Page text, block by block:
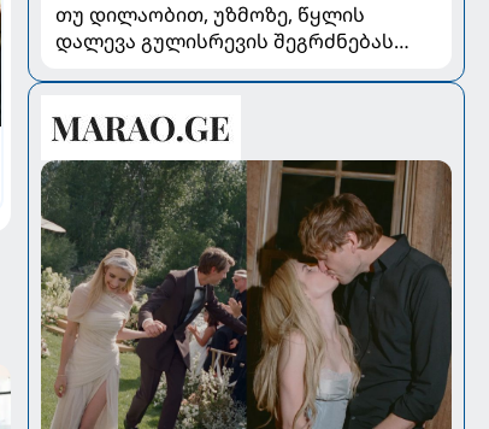
თუ დილაობით, უზმოზე, წყლის
დალევა გულისრევის შეგრძნებას